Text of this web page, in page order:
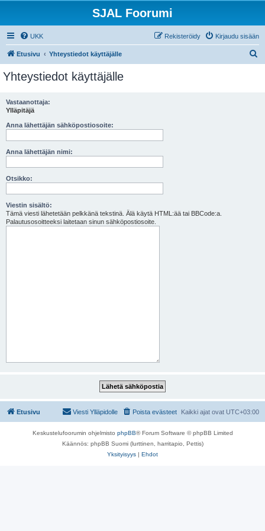
SJAL Foorumi
UKK Kirjaudu sisään
Rekisteröidy
Etusivu Yhteystiedot käyttäjälle
Yhteystiedot käyttäjälle
Vastaanottaja:
Ylläpitäjä
Anna lähettäjän sähköpostiosoite:
Anna lähettäjän nimi:
Otsikko:
Viestin sisältö:
Tämä viesti lähetetään pelkkänä tekstinä. Älä käytä HTML:ää tai BBCode:a.
Palautusosoitteeksi laitetaan sinun sähköpostiosoite.
Etusivu Kaikki ajat ovat UTC+03:00
Poista evästeet
Viesti Ylläpidolle
Keskustelufoorumin ohjelmisto phpBB® Forum Software © phpBB Limited
Käännös: phpBB Suomi (lurttinen, harritapio, Pettis)
Yksityisyys | Ehdot